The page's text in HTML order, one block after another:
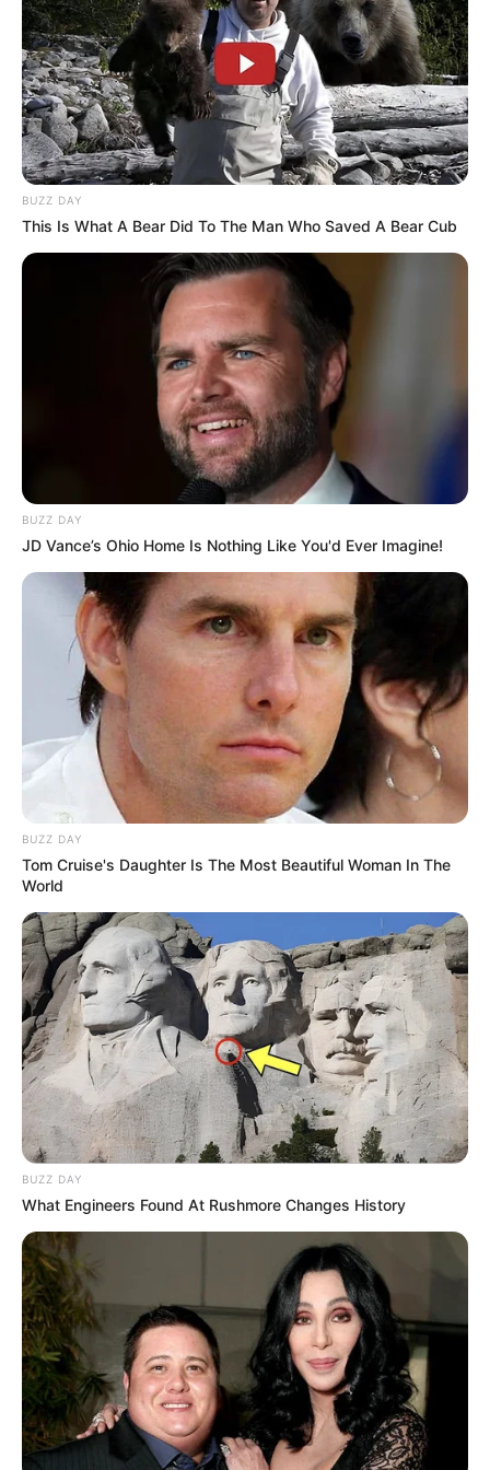
Tsuki Billlie
1
fans love
VOTE
Tanggal Lahir:
21 September 2002
Tempat Lahir:
Osaka, Jepang
Umur:
23 Tahun
Profesi:
Penyanyi
Edit
Fukutomi Tsuki atau dikenal dengan Tsuki adalah penyanyi,
penari dan model yang berasal dari Jepang. Ia lebih aktif berkarir
di Korea Selatan setelah bergabung dengan grup penyanyi
bernama Billlie.
BUZZ DAY
This Is What A Bear Did To The Man Who Saved A Bear Cub
BUZZ DAY
JD Vance’s Ohio Home Is Nothing Like You'd Ever Imagine!
BUZZ DAY
Tom Cruise's Daughter Is The Most Beautiful Woman In The
World
BUZZ DAY
What Engineers Found At Rushmore Changes History